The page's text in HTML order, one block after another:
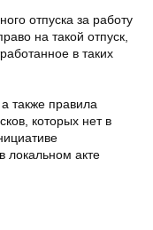
отпуска за работу
на такой отпуск,
в таких
также правила
которых нет в
локальном акте